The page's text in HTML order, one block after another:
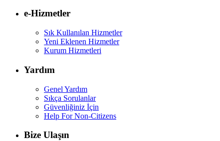
e-Hizmetler
Sık Kullanılan Hizmetler
Yeni Eklenen Hizmetler
Kurum Hizmetleri
Yardım
Genel Yardım
Sıkça Sorulanlar
Güvenliğiniz İçin
Help For Non-Citizens
Bize Ulaşın